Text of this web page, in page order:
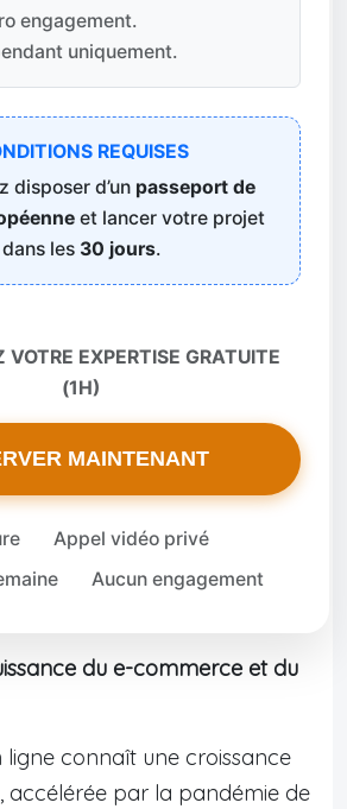
engagement.
uniquement.
REQUISES
disposer d’un passeport de
et lancer votre projet
dans les 30 jours.
VOTRE EXPERTISE GRATUITE
(1H)
MAINTENANT
Appel vidéo privé
Aucun engagement
du e-commerce et du
connaît une croissance
accélérée par la pandémie de